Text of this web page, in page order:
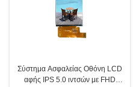
Σύστημα Ασφαλείας Οθόνη LCD
αφής IPS 5.0 ιντσών με FHD